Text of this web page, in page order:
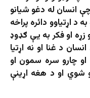
انسان له دغو شیانو
اړتیاوو دائره پراخه
او فکر به یې ګډوډ
د غنا او نه اړتیا
چارو سره سمون او
او د هغه اړینې